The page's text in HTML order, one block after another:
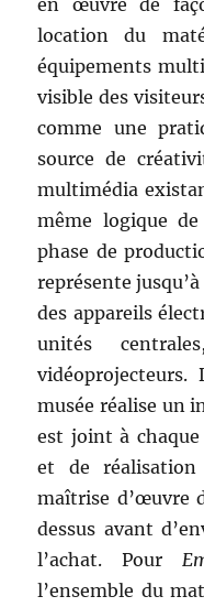
en œuvre de
location du
équipements
visible des
comme une
source de
multimédia
même logique
phase de
représente
des appareils
unités
vidéoprojecteurs.
musée réalise un
est joint à
et de
maîtrise d’œuvre
dessus avant
l’achat. Pour
l’ensemble du